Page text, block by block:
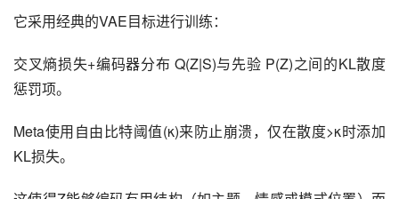
它采用经典的VAE目标进行训练：
交叉熵损失+编码器分布 Q(Z|S)与先验 P(Z)之间的KL散度
惩罚项。
Meta使用自由比特阈值(κ)来防止崩溃，仅在散度>κ时添加
KL损失。